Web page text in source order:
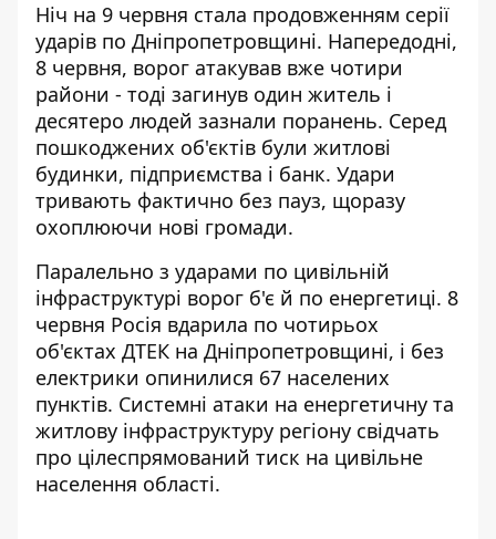
Ніч на 9 червня стала продовженням серії
ударів по Дніпропетровщині. Напередодні,
8 червня, ворог атакував вже чотири
райони - тоді загинув один житель і
десятеро людей зазнали поранень. Серед
пошкоджених об'єктів були житлові
будинки, підприємства і банк. Удари
тривають фактично без пауз, щоразу
охоплюючи нові громади.
Паралельно з ударами по цивільній
інфраструктурі ворог б'є й по енергетиці. 8
червня Росія вдарила по чотирьох
об'єктах ДТЕК на Дніпропетровщині, і без
електрики опинилися 67 населених
пунктів. Системні атаки на енергетичну та
житлову інфраструктуру регіону свідчать
про цілеспрямований тиск на цивільне
населення області.